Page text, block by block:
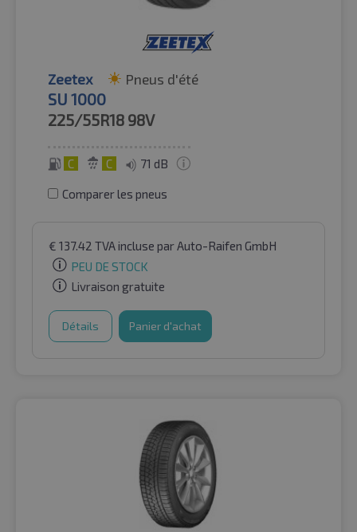
Zeetex Pneus d'été
SU 1000
225/55R18 98V
C C 71 dB
Comparer les pneus
€ 137.42 TVA incluse par Auto-Raifen GmbH
PEU DE STOCK
Livraison gratuite
Détails Panier d'achat